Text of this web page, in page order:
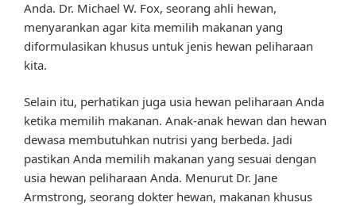
Anda. Dr. Michael W. Fox, seorang ahli hewan,
menyarankan agar kita memilih makanan yang
diformulasikan khusus untuk jenis hewan peliharaan
kita.
Selain itu, perhatikan juga usia hewan peliharaan Anda
ketika memilih makanan. Anak-anak hewan dan hewan
dewasa membutuhkan nutrisi yang berbeda. Jadi
pastikan Anda memilih makanan yang sesuai dengan
usia hewan peliharaan Anda. Menurut Dr. Jane
Armstrong, seorang dokter hewan, makanan khusus